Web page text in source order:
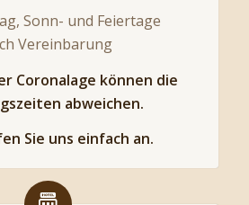
Sonn- und Feiertage
Vereinbarung
Coronalage können die
abweichen.
Sie uns einfach an.